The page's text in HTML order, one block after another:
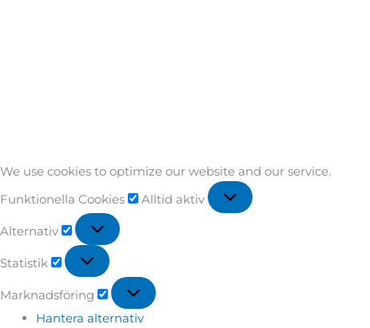
We use cookies to optimize our website and our service.
Funktionella Cookies
Alltid aktiv
Alternativ
Statistik
Marknadsföring
Hantera alternativ